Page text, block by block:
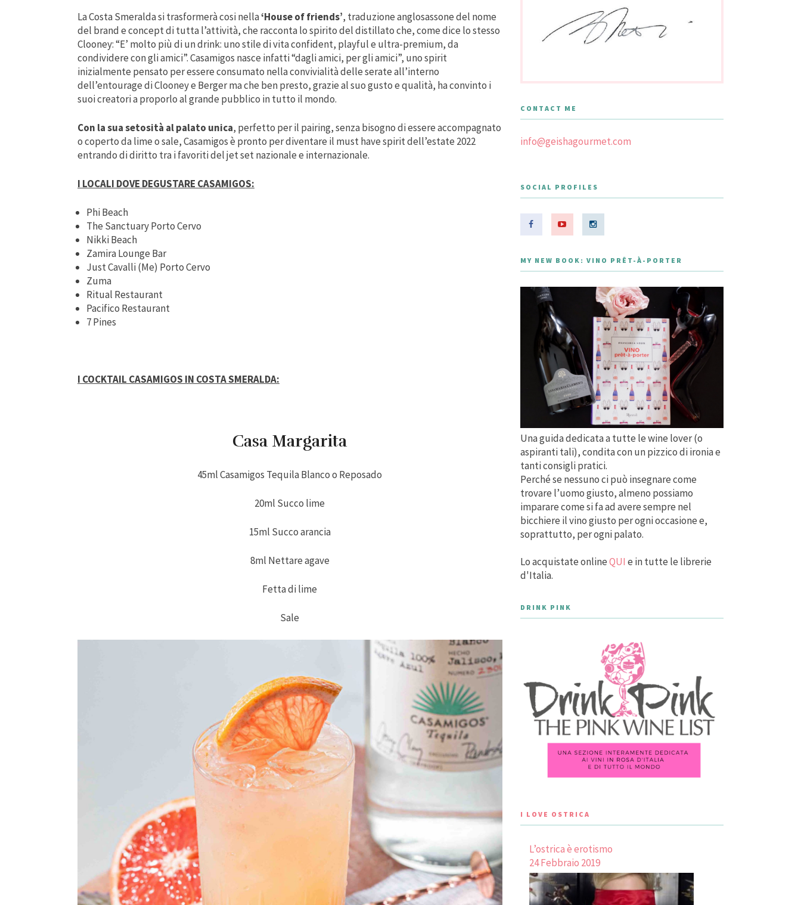
La Costa Smeralda si trasformerà cosi nella‘House of friends’, traduzione anglosassone del nome
del brand e concept di tutta l’attività, che racconta lo spirito del distillato che, come dice lo stesso
Clooney: “E’ molto più di un drink: uno stile di vita confident, playful e ultra-premium, da
condividere con gli amici”. Casamigos nasce infatti “dagli amici, per gli amici”, uno spirit
inizialmente pensato per essere consumato nella convivialità delle serate all’interno
dell’entourage di Clooney e Berger ma che ben presto, grazie al suo gusto e qualità, ha convinto i
suoi creatori a proporlo al grande pubblico in tutto il mondo.
Con la sua setosità al palato unica, perfetto per il pairing, senza bisogno di essere accompagnato
o coperto da lime o sale, Casamigos è pronto per diventare il must have spirit dell’estate 2022
entrando di diritto tra i favoriti del jet set nazionale e internazionale.
I LOCALI DOVE DEGUSTARE CASAMIGOS:
Phi Beach
The Sanctuary Porto Cervo
Nikki Beach
Zamira Lounge Bar
Just Cavalli (Me) Porto Cervo
Zuma
Ritual Restaurant
Pacifico Restaurant
7 Pines
I COCKTAIL CASAMIGOS IN COSTA SMERALDA:
Casa Margarita
45ml Casamigos Tequila Blanco o Reposado
20ml Succo lime
15ml Succo arancia
8ml Nettare agave
Fetta di lime
Sale
CONTACT ME
info@geishagourmet.com
SOCIAL PROFILES
MY NEW BOOK: VINO PRÊT-À-PORTER
Una guida dedicata a tutte le wine lover (o
aspiranti tali), condita con un pizzico di ironia e
tanti consigli pratici.
Perché se nessuno ci può insegnare come
trovare l’uomo giusto, almeno possiamo
imparare come si fa ad avere sempre nel
bicchiere il vino giusto per ogni occasione e,
soprattutto, per ogni palato.
Lo acquistate onlineQUI e in tutte le librerie
d'Italia.
DRINK PINK
I LOVE OSTRICA
L’ostrica è erotismo
24 Febbraio 2019